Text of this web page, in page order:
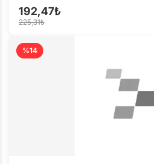
192,47₺
225,31₺
%14